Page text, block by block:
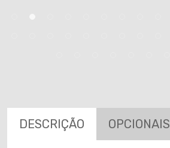
DESCRIÇÃO OPCIONAIS